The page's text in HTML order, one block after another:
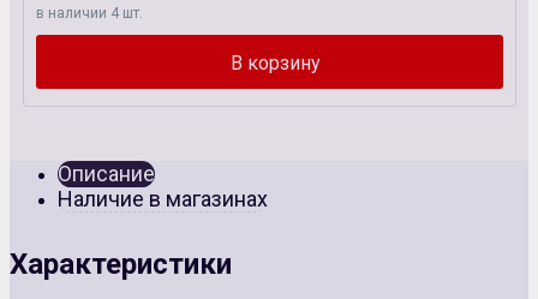
в наличии 4 шт.
Описание
Наличие в магазинах
Характеристики